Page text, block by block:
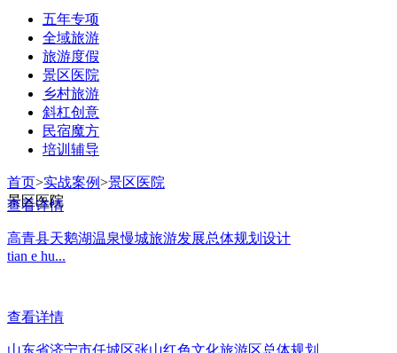
五年专项
全域旅游
旅游度假
景区医院
乡村旅游
斜杠创意
民宿魔方
培训辅导
首页>实战案例>景区医院
景区医院
查看详情
高青县天鹅湖温泉慢城旅游发展总体规划设计
tian e hu...
查看详情